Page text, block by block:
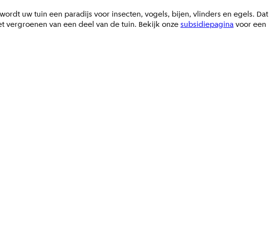
uw tuin een paradijs voor insecten, vogels, bijen, vlinders en egels. Dat
van een deel van de tuin. Bekijk onzesubsidiepaginavoor een